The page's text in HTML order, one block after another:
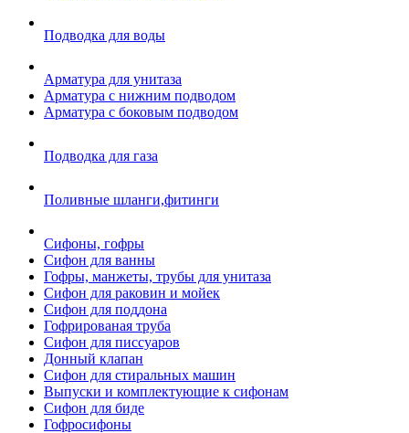
Подводка для воды
Арматура для унитаза
Арматура с нижним подводом
Арматура с боковым подводом
Подводка для газа
Поливные шланги,фитинги
Сифоны, гофры
Сифон для ванны
Гофры, манжеты, трубы для унитаза
Сифон для раковин и мойек
Сифон для поддона
Гофрированая труба
Сифон для писсуаров
Донный клапан
Сифон для стиральных машин
Выпуски и комплектующие к сифонам
Сифон для биде
Гофросифоны